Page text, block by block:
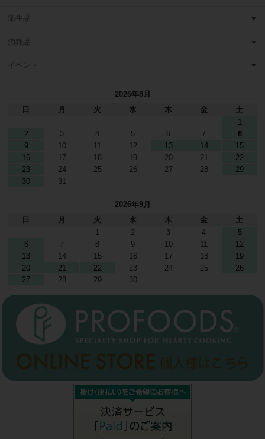
衛生品
消耗品
イベント
2026年8月
日
月 火 水 木 金
土
1
2
3 4 5 6 7
8
9
10 11 12 13 14
15
16
17 18 19 20 21
22
23
24 25 26 27 28
29
30
31
2026年9月
日
月 火 水 木 金
土
1
2 3 4
5
6
7 8 9 10 11
12
13
14 15 16 17 18
19
20
21 22 23 24 25
26
27
28 29 30